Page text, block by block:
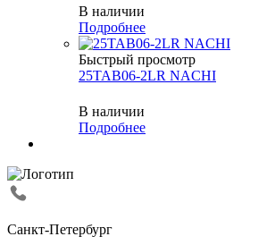
В наличии
Подробнее
Быстрый просмотр
25TAB06-2LR NACHI
В наличии
Подробнее
Санкт-Петербург